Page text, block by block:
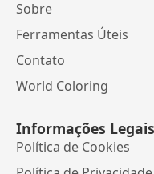
Sobre
Ferramentas Úteis
Contato
World Coloring
Informações Legais
Política de Cookies